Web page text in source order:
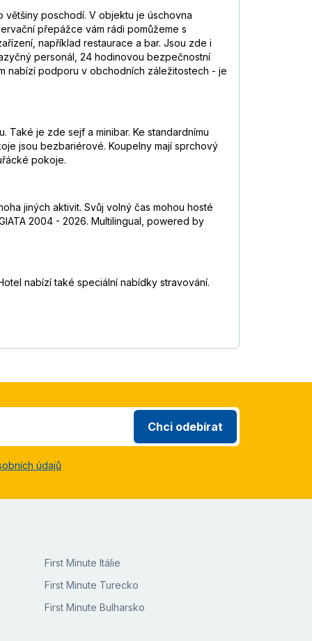
poschodí. V objektu je úschovna
přepážce vám rádi pomůžeme s
například restaurace a bar. Jsou zde i
personál, 24 hodinovou bezpečnostní
nabízí podporu v obchodních záležitostech - je
je zde sejf a minibar. Ke standardnímu
jsou bezbariérové. Koupelny mají sprchový
pokoje.
jiných aktivit. Svůj volný čas mohou hosté
2004 - 2026. Multilingual, powered by
nabízí také speciální nabídky stravování.
Chci odebírat
údajů
First Minute Itálie
First Minute Turecko
First Minute Bulharsko